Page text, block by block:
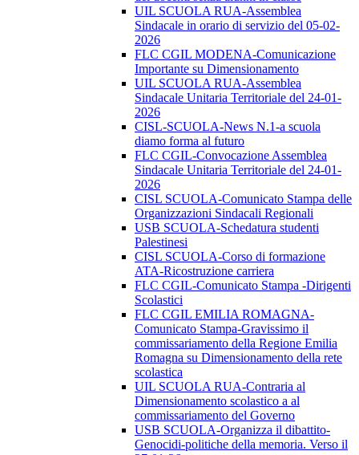
UIL SCUOLA RUA-Assemblea
Sindacale in orario di servizio del 05-02-
2026
FLC CGIL MODENA-Comunicazione
Importante su Dimensionamento
UIL SCUOLA RUA-Assemblea
Sindacale Unitaria Territoriale del 24-01-
2026
CISL-SCUOLA-News N.1-a scuola
diamo forma al futuro
FLC CGIL-Convocazione Assemblea
Sindacale Unitaria Territoriale del 24-01-
2026
CISL SCUOLA-Comunicato Stampa delle
Organizzazioni Sindacali Regionali
USB SCUOLA-Schedatura studenti
Palestinesi
CISL SCUOLA-Corso di formazione
ATA-Ricostruzione carriera
FLC CGIL-Comunicato Stampa -Dirigenti
Scolastici
FLC CGIL EMILIA ROMAGNA-
Comunicato Stampa-Gravissimo il
commissariamento della Regione Emilia
Romagna su Dimensionamento della rete
scolastica
UIL SCUOLA RUA-Contraria al
Dimensionamento scolastico a al
commissariamento del Governo
USB SCUOLA-Organizza il dibattito-
Genocidi-politiche della memoria. Verso il